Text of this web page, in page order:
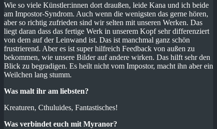
Wie so viele Künstler:innen dort draußen, leide Kana und ich beide
am Impostor-Syndrom. Auch wenn die wenigsten das gerne hören,
aber so richtig zufrieden sind wir selten mit unseren Werken. Das
liegt daran dass das fertige Werk in unserem Kopf sehr differenziert
von dem auf der Leinwand ist. Das ist manchmal ganz schön
frustrierend. Aber es ist super hilfreich Feedback von außen zu
bekommen, wie unsere Bilder auf andere wirken. Das hilft sehr den
Blick zu begradigen. Es heilt nicht vom Impostor, macht ihn aber ein
Weilchen lang stumm.
Was malt ihr am liebsten?
Kreaturen, Cthuluides, Fantastisches!
Was verbindet euch mit Myranor?